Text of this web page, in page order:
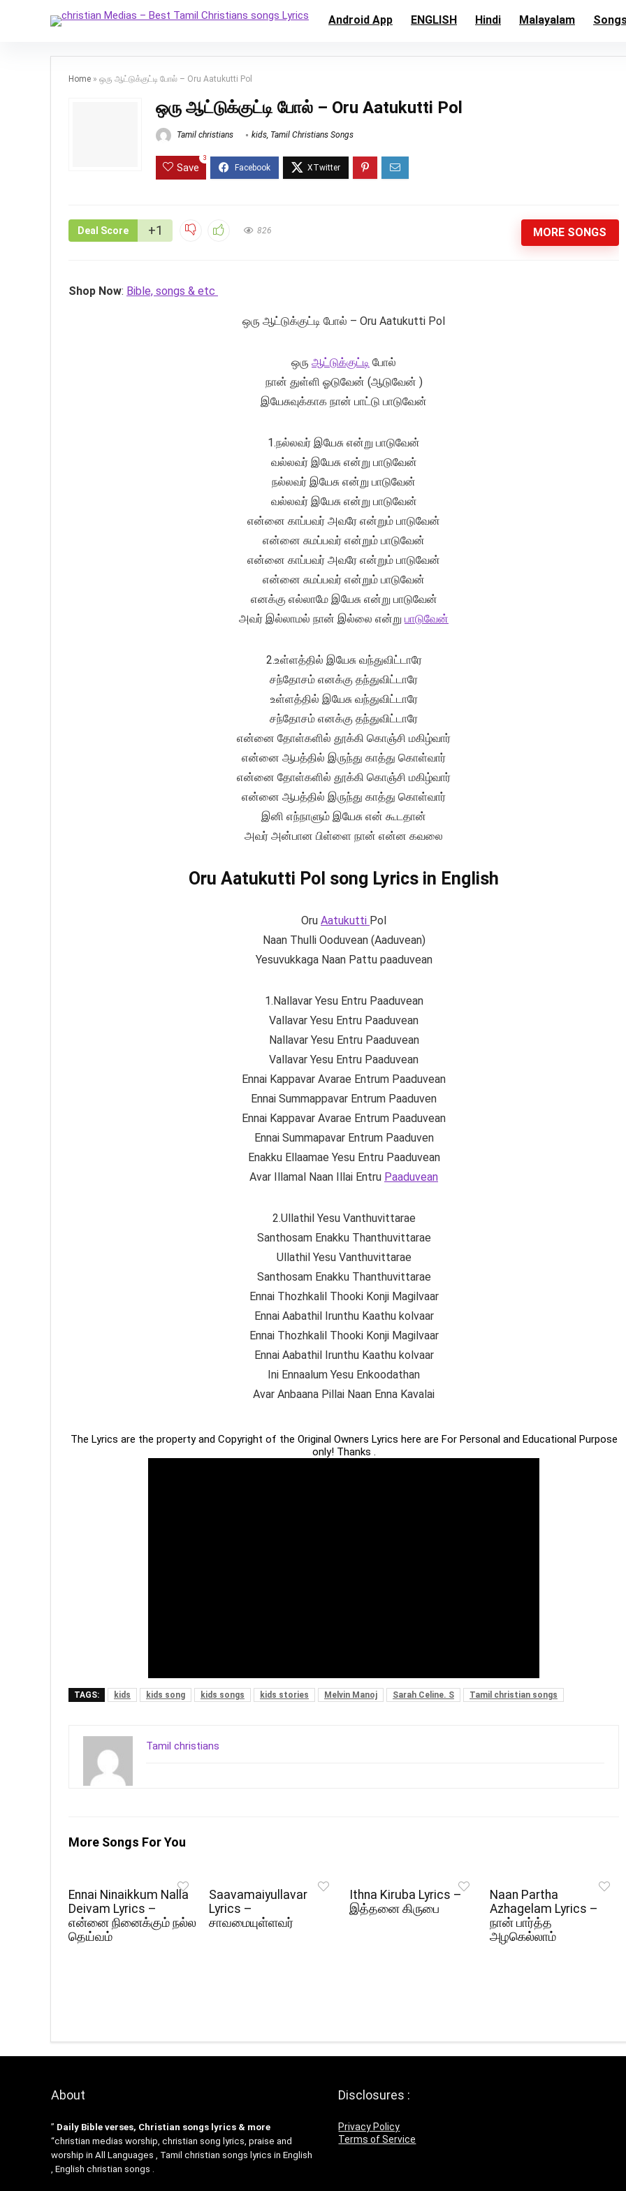
Android App ENGLISH Hindi Malayalam
Home » ஒரு ஆட்டுக்குட்டி போல் – Oru Aatukutti Pol
ஒரு ஆட்டுக்குட்டி போல் – Oru Aatukutti Pol
Tamil christians kids, Tamil Christians Songs
Save
3
Deal Score +1 826 MORE SONGS
Shop Now: Bible, songs & etc
ஒரு ஆட்டுக்குட்டி போல் – Oru Aatukutti Pol
ஒரு ஆட்டுக்குட்டி போல்
நான் துள்ளி ஓடுவேன் (ஆடுவேன் )
இயேசுவுக்காக நான் பாட்டு பாடுவேன்
1.நல்லவர் இயேசு என்று பாடுவேன்
வல்லவர் இயேசு என்று பாடுவேன்
நல்லவர் இயேசு என்று பாடுவேன்
வல்லவர் இயேசு என்று பாடுவேன்
என்னை காப்பவர் அவரே என்றும் பாடுவேன்
என்னை சுமப்பவர் என்றும் பாடுவேன்
என்னை காப்பவர் அவரே என்றும் பாடுவேன்
என்னை சுமப்பவர் என்றும் பாடுவேன்
எனக்கு எல்லாமே இயேசு என்று பாடுவேன்
அவர் இல்லாமல் நான் இல்லை என்று பாடுவேன்
2.உள்ளத்தில் இயேசு வந்துவிட்டாரே
சந்தோசம் எனக்கு தந்துவிட்டாரே
உள்ளத்தில் இயேசு வந்துவிட்டாரே
சந்தோசம் எனக்கு தந்துவிட்டாரே
என்னை தோள்களில் தூக்கி கொஞ்சி மகிழ்வார்
என்னை ஆபத்தில் இருந்து காத்து கொள்வார்
என்னை தோள்களில் தூக்கி கொஞ்சி மகிழ்வார்
என்னை ஆபத்தில் இருந்து காத்து கொள்வார்
இனி எந்நாளும் இயேசு என் கூடதான்
அவர் அன்பான பிள்ளை நான் என்ன கவலை
Oru Aatukutti Pol song Lyrics in English
Oru Aatukutti Pol
Naan Thulli Ooduvean (Aaduvean)
Yesuvukkaga Naan Pattu paaduvean
1.Nallavar Yesu Entru Paaduvean
Vallavar Yesu Entru Paaduvean
Nallavar Yesu Entru Paaduvean
Vallavar Yesu Entru Paaduvean
Ennai Kappavar Avarae Entrum Paaduvean
Ennai Summappavar Entrum Paaduven
Ennai Kappavar Avarae Entrum Paaduvean
Ennai Summapavar Entrum Paaduven
Enakku Ellaamae Yesu Entru Paaduvean
Avar Illamal Naan Illai Entru Paaduvean
2.Ullathil Yesu Vanthuvittarae
Santhosam Enakku Thanthuvittarae
Ullathil Yesu Vanthuvittarae
Santhosam Enakku Thanthuvittarae
Ennai Thozhkalil Thooki Konji Magilvaar
Ennai Aabathil Irunthu Kaathu kolvaar
Ennai Thozhkalil Thooki Konji Magilvaar
Ennai Aabathil Irunthu Kaathu kolvaar
Ini Ennaalum Yesu Enkoodathan
Avar Anbaana Pillai Naan Enna Kavalai
The Lyrics are the property and Copyright of the Original Owners Lyrics here are For Personal and Educational Purpose
only! Thanks .
TAGS: kids kids song kids songs kids stories Melvin Manoj Sarah Celine. S Tamil christian songs
Tamil christians
More Songs For You
Ennai Ninaikkum Nalla
Deivam Lyrics –
என்னை நினைக்கும் நல்ல
தெய்வம்
Saavamaiyullavar
Lyrics –
சாவமையுள்ளவர்
Ithna Kiruba Lyrics –
இத்தனை கிருபை
Naan Partha
Azhagelam Lyrics –
நான் பார்த்த
அழகெல்லாம்
About
” Daily Bible verses, Christian songs lyrics & more
“christian medias worship, christian song lyrics, praise and
worship in All Languages , Tamil christian songs lyrics in English
, English christian songs .
Disclosures :
Privacy Policy
Terms of Service